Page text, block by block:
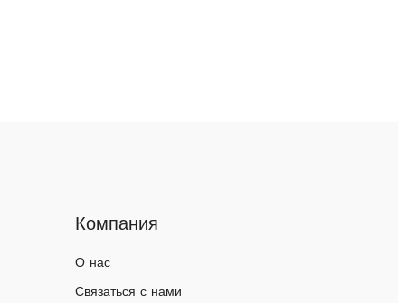
Компания
О нас
Связаться с нами